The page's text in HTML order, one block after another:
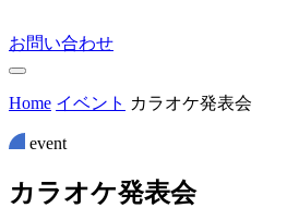
お問い合わせ
Home イベント カラオケ発表会
event
カラオケ発表会